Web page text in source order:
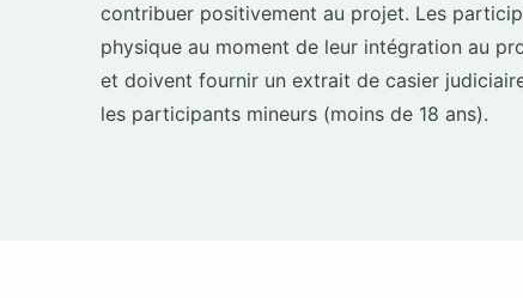
contribuer positivement au projet. Les
physique au moment de leur intégration au
et doivent fournir un extrait de casier
les participants mineurs (moins de 18 ans).